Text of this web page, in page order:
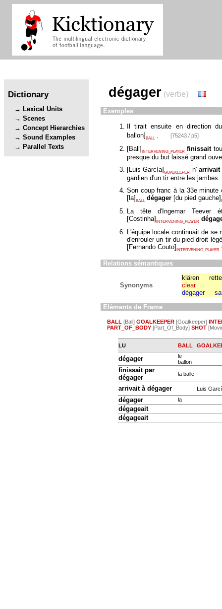
Dictionary
Lexical Units
Scenes
Concept Hierarchies
Sound Examples
Parallel Texts
dégager (verbe)
Exemples
Il tirait ensuite en direction
ballon]BALL [75243 / p5]
[Ball]INTERVENING_PLAYER finissait
presque du but laissé grand
[Luis García]GOALKEEPER n'arrivait
gardien d'un tir entre les jambes.
Son coup franc à la 33e minute
[la]BALL dégager [du pied gauche]
La tête d'Ingemar Teever
[Costinha]INTERVENING_PLAYER
L'équipe locale continuait de se
d'enrouler un tir du pied droit
[Fernando Couto]INTERVENING_PLAYER
Relations sémantiques
Synonyms
klären
clear
dégager
Eléments de Frame
BALL [Ball] GOALKEEPER [Goalkeeper]
PART_OF_BODY [Part_Of_Body] SHOT
LU BALL
dégager
le
ballon
finissait par
dégager
la balle
arrivait à dégager Luis
dégager la
dégageait
dégageait